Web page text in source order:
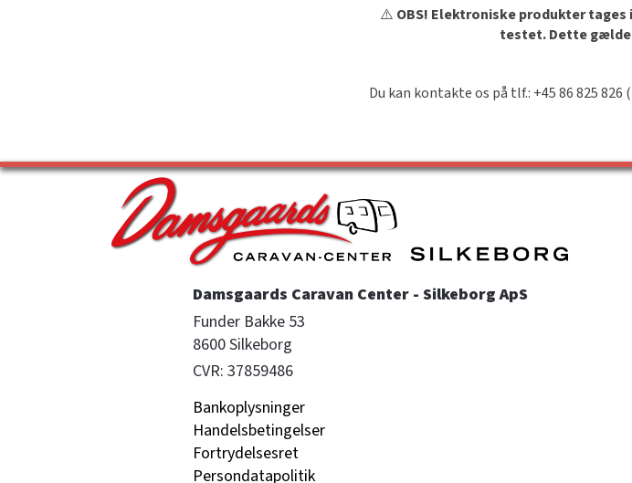
⚠️ OBS! Elektroniske produkter
testet. Dette
Du kan kontakte os på tlf.: +45 86 825
Damsgaards Caravan Center - Silkeborg ApS
Funder Bakke 53
8600 Silkeborg
CVR: 37859486
Bankoplysninger
Handelsbetingelser
Fortrydelsesret
Persondatapolitik